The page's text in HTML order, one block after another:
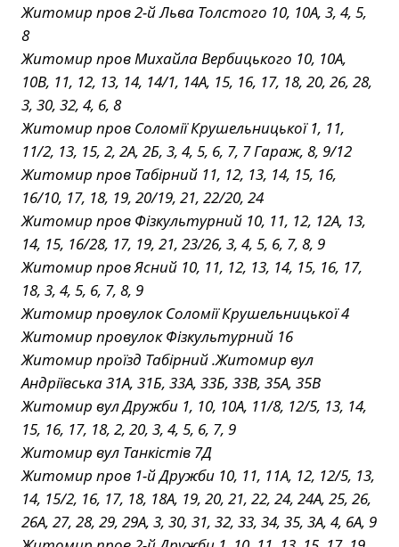
Житомир пров 2-й Льва Толстого 10, 10А, 3, 4, 5,
8
Житомир пров Михайла Вербицького 10, 10А,
10В, 11, 12, 13, 14, 14/1, 14А, 15, 16, 17, 18, 20, 26, 28,
3, 30, 32, 4, 6, 8
Житомир пров Соломії Крушельницької 1, 11,
11/2, 13, 15, 2, 2А, 2Б, 3, 4, 5, 6, 7, 7 Гараж, 8, 9/12
Житомир пров Табірний 11, 12, 13, 14, 15, 16,
16/10, 17, 18, 19, 20/19, 21, 22/20, 24
Житомир пров Фізкультурний 10, 11, 12, 12А, 13,
14, 15, 16/28, 17, 19, 21, 23/26, 3, 4, 5, 6, 7, 8, 9
Житомир пров Ясний 10, 11, 12, 13, 14, 15, 16, 17,
18, 3, 4, 5, 6, 7, 8, 9
Житомир провулок Соломії Крушельницької 4
Житомир провулок Фізкультурний 16
Житомир проїзд Табірний .Житомир вул
Андріївська 31А, 31Б, 33А, 33Б, 33В, 35А, 35В
Житомир вул Дружби 1, 10, 10А, 11/8, 12/5, 13, 14,
15, 16, 17, 18, 2, 20, 3, 4, 5, 6, 7, 9
Житомир вул Танкістів 7Д
Житомир пров 1-й Дружби 10, 11, 11А, 12, 12/5, 13,
14, 15/2, 16, 17, 18, 18А, 19, 20, 21, 22, 24, 24А, 25, 26,
26А, 27, 28, 29, 29А, 3, 30, 31, 32, 33, 34, 35, 3А, 4, 6А, 9